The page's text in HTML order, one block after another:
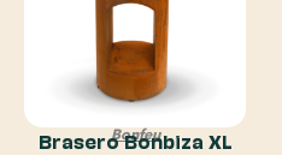
Bonfeu
Brasero Bonbiza XL